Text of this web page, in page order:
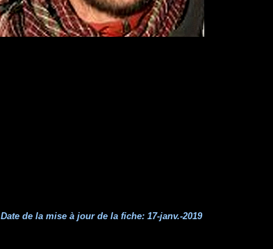
Date de la mise à jour de la fiche: 17-janv.-2019